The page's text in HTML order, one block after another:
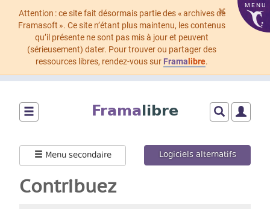
×
Attention : ce site fait désormais partie des « archives de
Framasoft ». Ce site n’étant plus maintenu, les contenus
qu’il présente ne sont pas mis à jour et peuvent
(sérieusement) dater. Pour trouver ou partager des
ressources libres, rendez-vous sur Frama libre.
MENU
contenu
principal
Framalibre
menu
menu
formulaire
Menu secondaire Logiciels alternatifs
Contribuez